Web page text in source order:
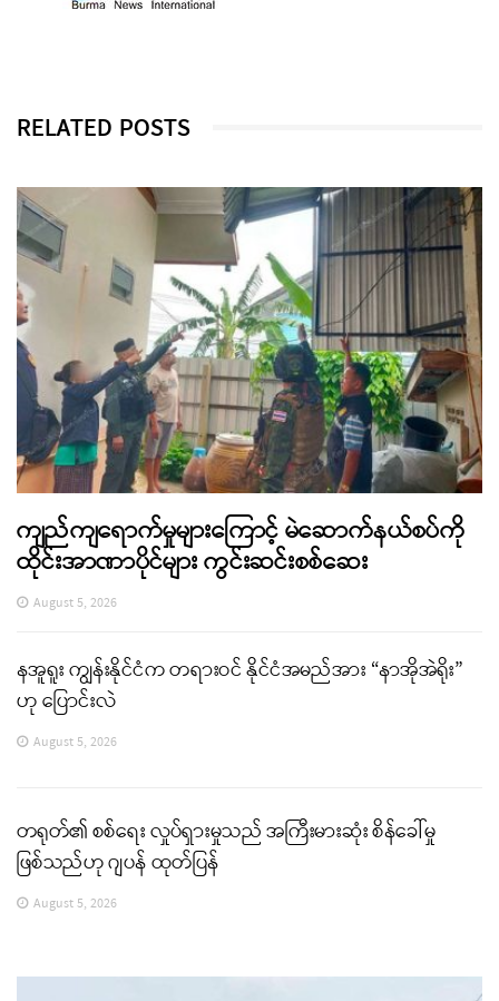
RELATED POSTS
ကျည်ကျရောက်မှုများကြောင့် မဲဆောက်နယ်စပ်ကို
ထိုင်းအာဏာပိုင်များ ကွင်းဆင်းစစ်ဆေး
August 5, 2026
နအူရူး ကျွန်းနိုင်ငံက တရားဝင် နိုင်ငံအမည်အား “နာအိုအဲရိုး”
ဟု ပြောင်းလဲ
August 5, 2026
တရုတ်၏ စစ်ရေး လှုပ်ရှားမှုသည် အကြီးမားဆုံး စိန်ခေါ်မှု
ဖြစ်သည်ဟု ဂျပန် ထုတ်ပြန်
August 5, 2026